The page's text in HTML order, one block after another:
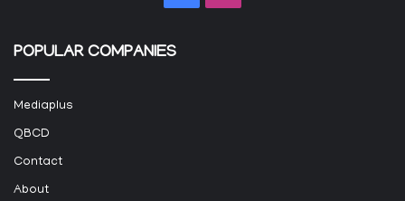
POPULAR COMPANIES
Mediaplus
QBCD
Contact
About